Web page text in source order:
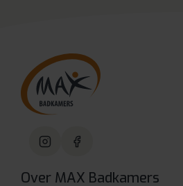
Over MAX Badkamers